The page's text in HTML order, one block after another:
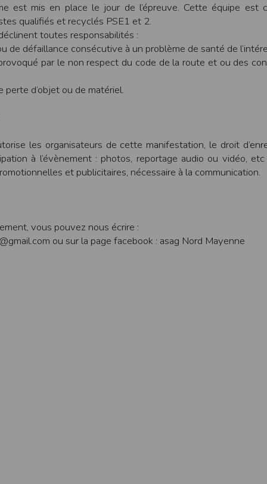
est mis en place le jour de l’épreuve. Cette équipe est
qualifiés et recyclés PSE1 et 2.
toutes responsabilités :
de défaillance consécutive à un problème de santé de
par le non respect du code de la route et ou des
perte d’objet ou de matériel.
les organisateurs de cette manifestation, le droit
à l’évènement : photos, reportage audio ou vidéo,
et publicitaires, nécessaire à la communication.
vous pouvez nous écrire :
ou sur la page facebook : asag Nord Mayenne
CNIL n°
2155789
» du 6 janvier 1978 modifiée, vous disposez d’un droit d’accès
TIMEPULSE
localisation lorsque vous vous inscrivez et utilisez les services.
appareil lorsque vous utilisez l'application. Si vous souhaitez mettre
les paramètres de votre appareil.
pour l'appareil photo si l'utilisateur souhaite télécharger une